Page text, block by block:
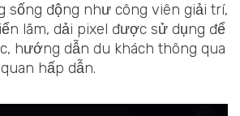
sống động như công viên giải trí,
lãm, dải pixel được sử dụng để
hướng dẫn du khách thông qua
hấp dẫn.